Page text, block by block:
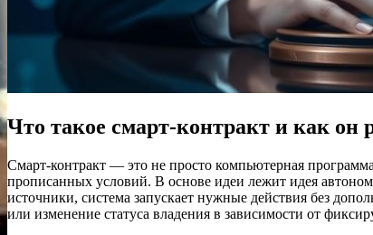
Что такое смарт‑контракт и как он
Смарт‑контракт — это не просто компьютерная
прописанных условий. В основе идеи лежит идея
источники, система запускает нужные действия без
или изменение статуса владения в зависимости от